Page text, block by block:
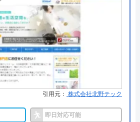
国
ンライフのクチコ
件のクチコミ）
さんがおすすめの理由
は、基本料金1,370円から水道修
局指定業者です。年中無休で受
短15分で駆けつけてくれます。
も携わっており、専門知識や技
です。
しており、金額に納得してから
引用元： 株式会社北野テック
即日対応可能